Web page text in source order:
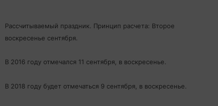
Рассчитываемый праздник. Принцип расчета: Второе
воскресенье сентября.
В 2016 году отмечался 11 сентября, в воскресенье.
В 2018 году будет отмечаться 9 сентября, в воскресенье.